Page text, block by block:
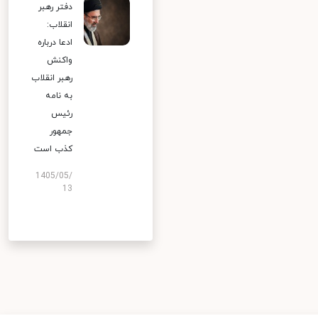
دفتر رهبر
انقلاب:
ادعا درباره
واکنش
رهبر انقلاب
به نامه
رئیس
جمهور
کذب است
1405/05/
13